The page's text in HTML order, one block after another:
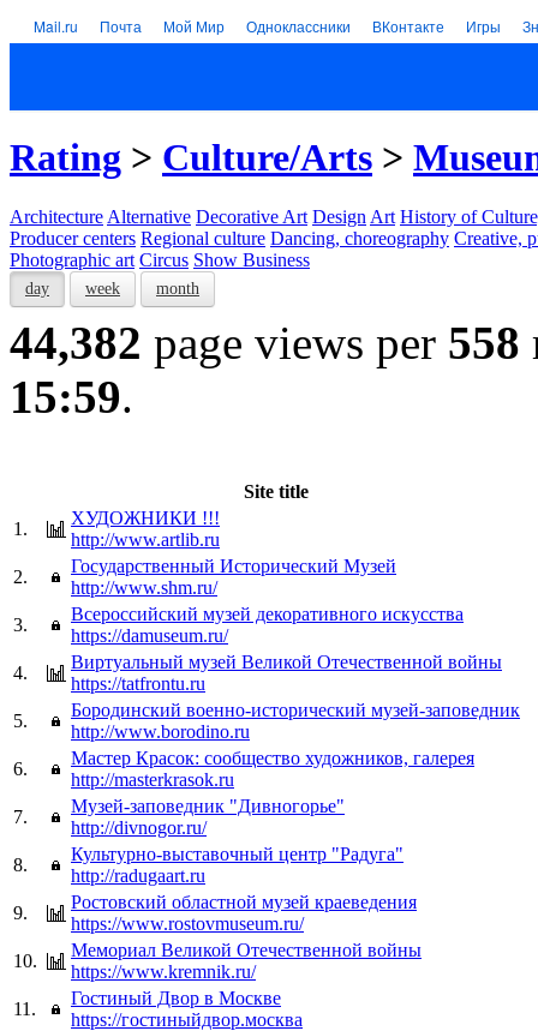
Mail.ru Почта Мой Мир Одноклассники ВКонтакте Игры
Rating > Culture/Arts >
Architecture Alternative Decorative Art Design Art History of
Producer centers Regional culture Dancing, choreography Creative,
Photographic art Circus Show Business
day week month
44,382 page views per 558
15:59.
Site title
1.
ХУДОЖНИКИ !!!
http://www.artlib.ru
2.
Государственный Исторический Музей
http://www.shm.ru/
3.
Всероссийский музей декоративного искусства
https://damuseum.ru/
4.
Виртуальный музей Великой Отечественной войны
https://tatfrontu.ru
5.
Бородинский военно-исторический музей-заповедник
http://www.borodino.ru
6.
Мастер Красок: сообщество художников, галерея
http://masterkrasok.ru
7.
Музей-заповедник "Дивногорье"
http://divnogor.ru/
8.
Культурно-выставочный центр "Радуга"
http://radugaart.ru
9.
Ростовский областной музей краеведения
https://www.rostovmuseum.ru/
10.
Мемориал Великой Отечественной войны
https://www.kremnik.ru/
11.
Гостиный Двор в Москве
https://гостиныйдвор.москва